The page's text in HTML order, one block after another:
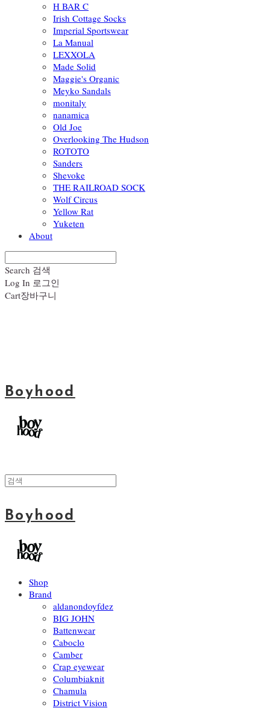
H BAR C
Irish Cottage Socks
Imperial Sportswear
La Manual
LEXXOLA
Made Solid
Maggie's Organic
Meyko Sandals
monitaly
nanamica
Old Joe
Overlooking The Hudson
ROTOTO
Sanders
Shevoke
THE RAILROAD SOCK
Wolf Circus
Yellow Rat
Yuketen
About
Search 검색
Log In 로그인
Cart장바구니
Boyhood
Boyhood
Shop
Brand
aldanondoyfdez
BIG JOHN
Battenwear
Caboclo
Camber
Crap eyewear
Columbiaknit
Chamula
District Vision